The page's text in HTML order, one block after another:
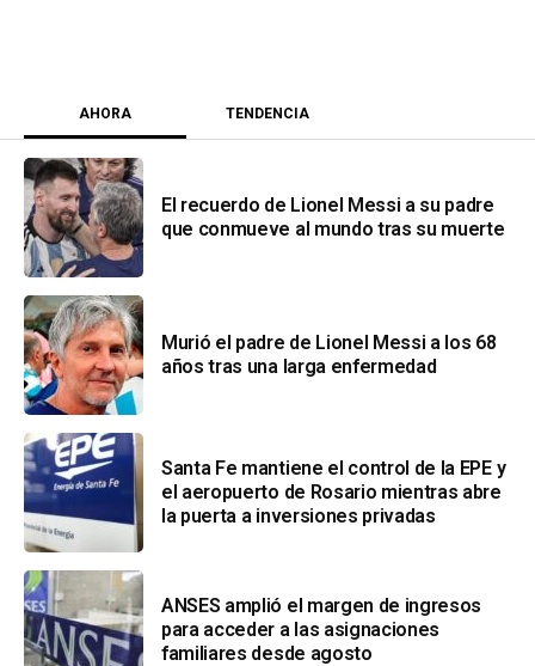
AHORA TENDENCIA
El recuerdo de Lionel Messi a su padre
que conmueve al mundo tras su muerte
Murió el padre de Lionel Messi a los 68
años tras una larga enfermedad
Santa Fe mantiene el control de la EPE y
el aeropuerto de Rosario mientras abre
la puerta a inversiones privadas
ANSES amplió el margen de ingresos
para acceder a las asignaciones
familiares desde agosto